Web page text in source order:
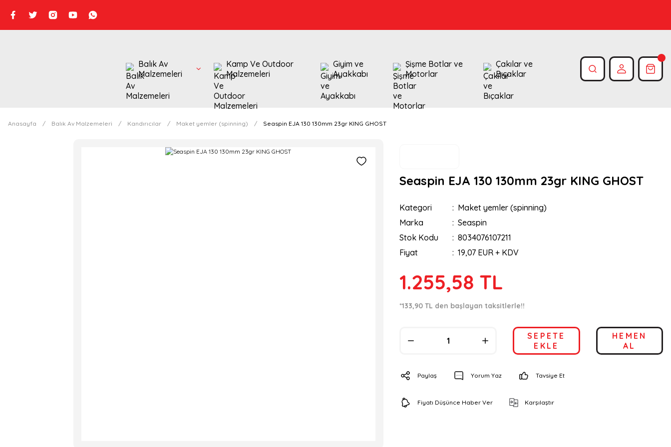
Balık Av
Malzemeleri
Kamp Ve Outdoor
Malzemeleri
Giyim ve
Ayakkabı
Şişme Botlar ve
Motorlar
Çakılar ve
Bıçaklar
Anasayfa Balık Av Malzemeleri Kandırıcılar Maket yemler (spinning) Seaspin EJA 130 130mm 23gr KING GHOST
Seaspin EJA 130 130mm 23gr KING GHOST
Kategori
Maket yemler (spinning)
Marka
Seaspin
Stok Kodu
8034076107211
Fiyat
19,07 EUR + KDV
1.255,58 TL
*133,90 TL den başlayan taksitlerle!!
SEPETE
EKLE
HEMEN
AL
Paylaş Yorum Yaz Tavsiye Et
Fiyatı Düşünce Haber Ver Karşılaştır